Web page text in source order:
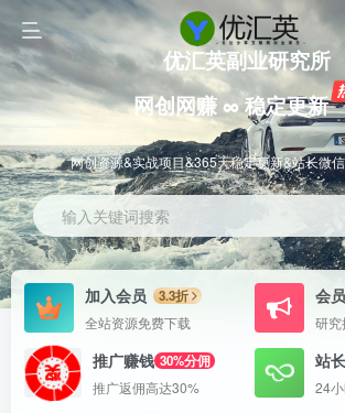
优汇英副业研究所
网创网赚 ∞ 稳定更新
网创资源&实战项目&365天稳定更新&站长微
输入关键词搜索
加入会员
3.3折
全站资源免费下载
会
研究
推广赚钱 30%分佣
推广返佣高达30%
站
24